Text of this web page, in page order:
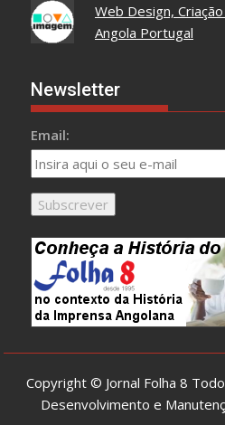
Web Design,
Angola Portugal
Newsletter
Email:
Copyright © Jornal Folha 8
Desenvolvimento e